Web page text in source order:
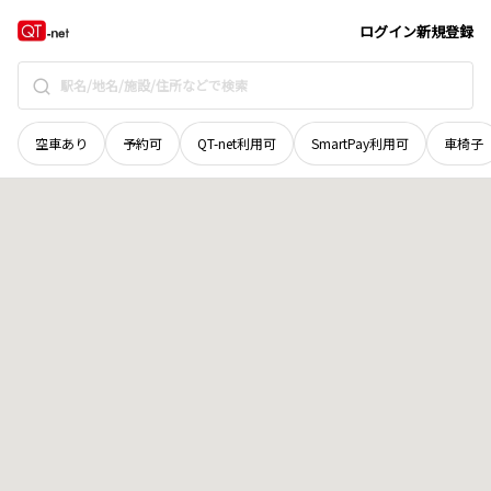
ログイン新規登録
空車あり 予約可 QT-net利用可 SmartPay利用可 車椅子
奈良県